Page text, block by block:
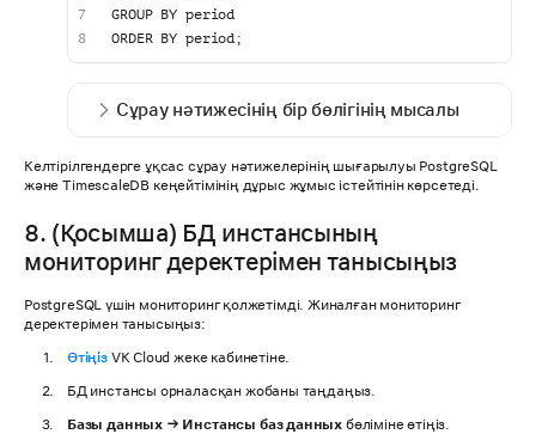
GROUP BY period
ORDER BY period;
Сұрау нәтижесінің бір бөлігінің мысалы
Келтірілгендерге ұқсас сұрау нәтижелерінің шығарылуы PostgreSQL
және TimescaleDB кеңейтімінің дұрыс жұмыс істейтінін көрсетеді.
8. (Қосымша) БД инстансының
мониторинг деректерімен танысыңыз
PostgreSQL үшін мониторинг қолжетімді. Жиналған мониторинг
деректерімен танысыңыз:
ӨтіңізVK Cloud жеке кабинетіне.
БД инстансы орналасқан жобаны таңдаңыз.
Базы данных → Инстансы баз данных бөліміне өтіңіз.